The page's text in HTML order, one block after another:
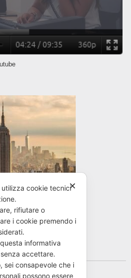
✕
utilizza cookie tecnici
rifiutare o
i cookie premendo i
informativa
accettare.
sei consapevole che i
possono essere